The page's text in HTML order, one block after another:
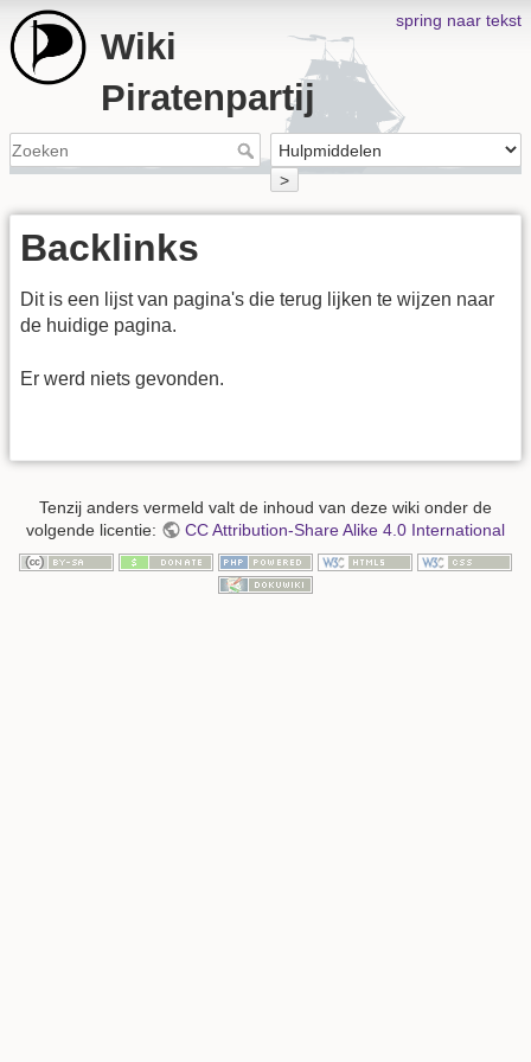
spring naar tekst
Wiki
Piratenpartij
>
Backlinks
Dit is een lijst van pagina's die terug lijken te wijzen naar
de huidige pagina.
Er werd niets gevonden.
Tenzij anders vermeld valt de inhoud van deze wiki onder de
volgende licentie:
CC Attribution-Share Alike 4.0 International